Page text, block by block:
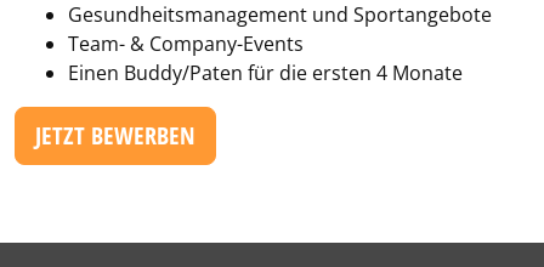
Gesundheitsmanagement und Sportangebote
Team- & Company-Events
Einen Buddy/Paten für die ersten 4 Monate
JETZT BEWERBEN